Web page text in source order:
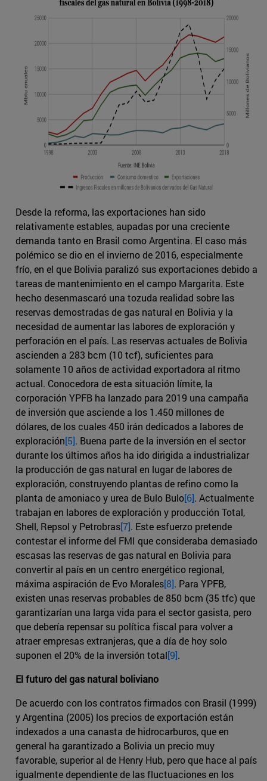
Desde la reforma, las exportaciones han sido
relativamente estables, aupadas por una creciente
demanda tanto en Brasil como Argentina. El caso más
polémico se dio en el invierno de 2016, especialmente
frío, en el que Bolivia paralizó sus exportaciones debido a
tareas de mantenimiento en el campo Margarita. Este
hecho desenmascaró una tozuda realidad sobre las
reservas demostradas de gas natural en Bolivia y la
necesidad de aumentar las labores de exploración y
perforación en el país. Las reservas actuales de Bolivia
ascienden a 283 bcm (10 tcf), suficientes para
solamente 10 años de actividad exportadora al ritmo
actual. Conocedora de esta situación límite, la
corporación YPFB ha lanzado para 2019 una campaña
de inversión que asciende a los 1.450 millones de
dólares, de los cuales 450 irán dedicados a labores de
exploración[5]. Buena parte de la inversión en el sector
durante los últimos años ha ido dirigida a industrializar
la producción de gas natural en lugar de labores de
exploración, construyendo plantas de refino como la
planta de amoniaco y urea de Bulo Bulo[6]. Actualmente
trabajan en labores de exploración y producción Total,
Shell, Repsol y Petrobras[7]. Este esfuerzo pretende
contestar el informe del FMI que consideraba demasiado
escasas las reservas de gas natural en Bolivia para
convertir al país en un centro energético regional,
máxima aspiración de Evo Morales[8]. Para YPFB,
existen unas reservas probables de 850 bcm (35 tfc) que
garantizarían una larga vida para el sector gasista, pero
que debería repensar su política fiscal para volver a
atraer empresas extranjeras, que a día de hoy solo
suponen el 20% de la inversión total[9].
El futuro del gas natural boliviano
De acuerdo con los contratos firmados con Brasil (1999)
y Argentina (2005) los precios de exportación están
indexados a una canasta de hidrocarburos, que en
general ha garantizado a Bolivia un precio muy
favorable, superior al de Henry Hub, pero que hace al país
igualmente dependiente de las fluctuaciones en los